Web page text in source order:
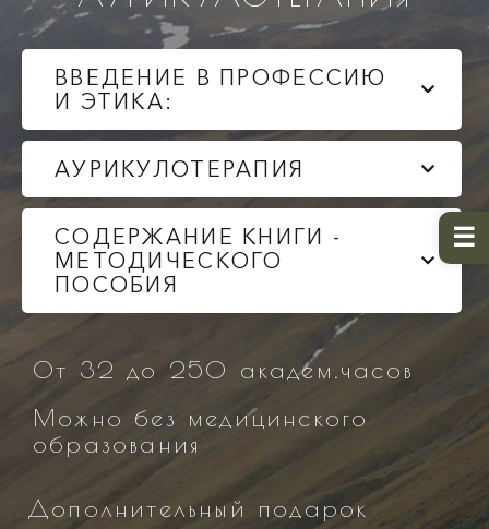
ВВЕДЕНИЕ В ПРОФЕССИЮ
И ЭТИКА:
АУРИКУЛОТЕРАПИЯ
СОДЕРЖАНИЕ КНИГИ -
МЕТОДИЧЕСКОГО
ПОСОБИЯ
От 32 до 250 академ.часов
Можно без медицинского
образования
Дополнительный подарок